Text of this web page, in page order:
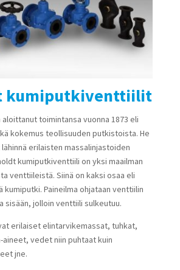
kumiputkiventtiilit
aloittanut toimintansa vuonna 1873 eli
kokemus teollisuuden putkistoista. He
erilaisten massalinjastoiden
kumiputkiventtiili on yksi maailman
venttiileistä. Siinä on kaksi osaa eli
kumiputki. Paineilma ohjataan venttiilin
sisään, jolloin venttiili sulkeutuu.
erilaiset elintarvikemassat, tuhkat,
aineet, vedet niin puhtaat kuin
jne.